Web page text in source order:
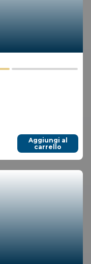
Aggiungi al
carrello